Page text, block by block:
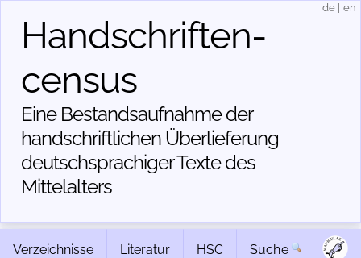
Handschriften­
census
Eine Bestandsaufnahme der
handschriftlichen Über­lieferung
deutschsprachiger Texte des
Mittelalters
de en
Verzeichnisse Literatur HSC Suche